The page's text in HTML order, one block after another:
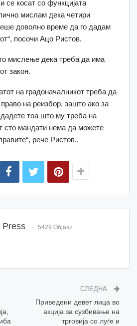
се косат со функцијата
мислам дека четири
доволно време да го дадам
посочи Ацо Ристов.
мислење дека треба да има
закон.
на градоначалникот треба да
на реизбор, зашто ако за
дадете тоа што му треба на
сто мандати нема да можете
рече Ристов..
Press 5429 Објави
СЛЕДНА
Приведени девет лица во
акција за сузбивање на
трговија со луѓе и